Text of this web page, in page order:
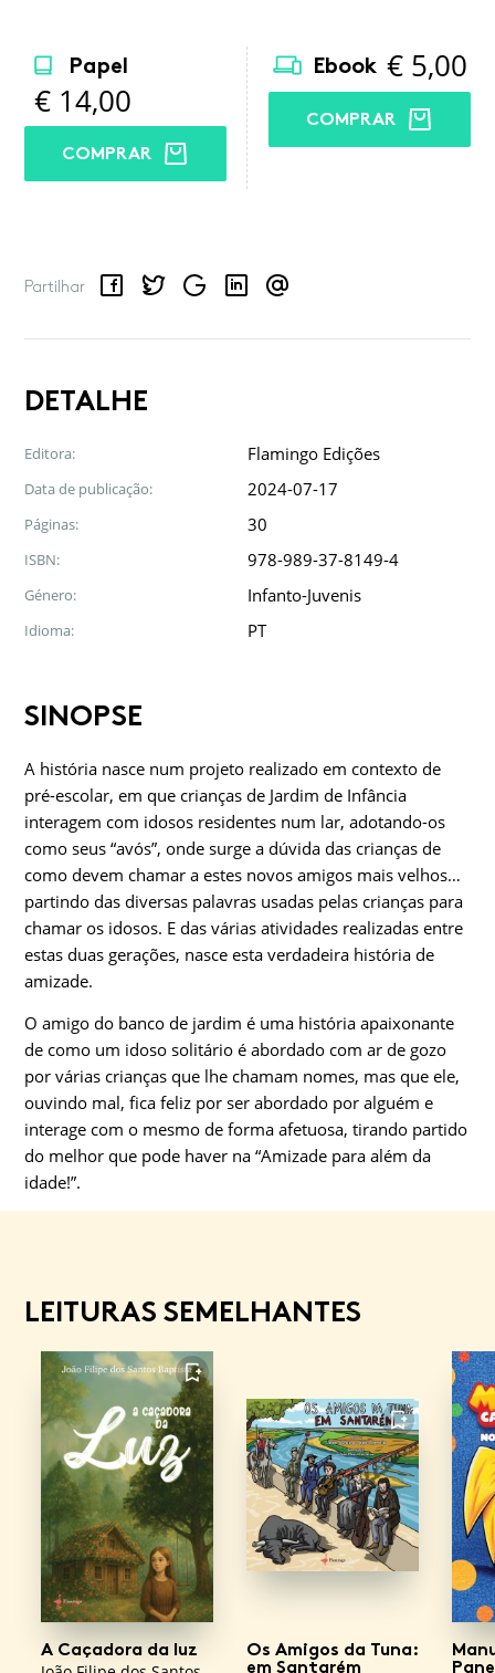
Papel
€ 14,00
COMPRAR
Ebook € 5,00
COMPRAR
Partilhar
FacebookTwitterGoogle LinkedInEmail
DETALHE
Editora: Flamingo Edições
Data de publicação: 2024-07-17
Páginas: 30
ISBN: 978-989-37-8149-4
Género: Infanto-Juvenis
Idioma: PT
SINOPSE
A história nasce num projeto realizado em contexto de
pré-escolar, em que crianças de Jardim de Infância
interagem com idosos residentes num lar, adotando-os
como seus “avós”, onde surge a dúvida das crianças de
como devem chamar a estes novos amigos mais velhos…
partindo das diversas palavras usadas pelas crianças para
chamar os idosos. E das várias atividades realizadas entre
estas duas gerações, nasce esta verdadeira história de
amizade.
O amigo do banco de jardim é uma história apaixonante
de como um idoso solitário é abordado com ar de gozo
por várias crianças que lhe chamam nomes, mas que ele,
ouvindo mal, fica feliz por ser abordado por alguém e
interage com o mesmo de forma afetuosa, tirando partido
do melhor que pode haver na “Amizade para além da
idade!”.
LEITURAS SEMELHANTES
FAVORITO
A Caçadora da luz
FAVORITO
Os Amigos da Tuna:
em Santarém